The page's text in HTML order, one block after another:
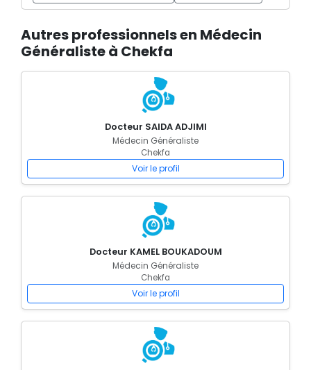
Autres professionnels en Médecin
Généraliste à Chekfa
Docteur SAIDA ADJIMI
Médecin Généraliste
Chekfa
Voir le profil
Docteur KAMEL BOUKADOUM
Médecin Généraliste
Chekfa
Voir le profil